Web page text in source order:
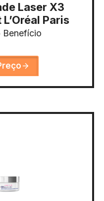
Laser X3
Paris
Benefício